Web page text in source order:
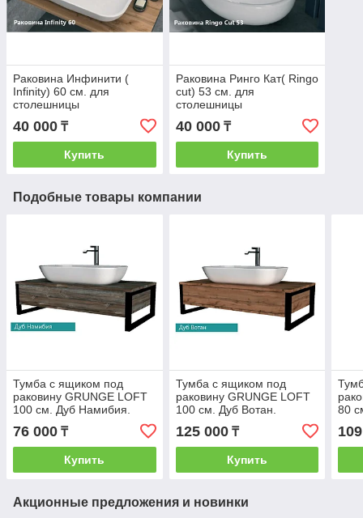
Раковина Инфинити (
Infinity) 60 см. для
столешницы
40 000 ₸
Купить
Раковина Ринго Кат( Ringo
cut) 53 см. для
столешницы
40 000₸
Купить
Подобные товары компании
Тумба с ящиком под
раковину GRUNGE LOFT
100 см. Дуб Намибия.
76 000 ₸
Купить
Тумба с ящиком под
раковину GRUNGE LOFT
100 см. Дуб Вотан.
125 000₸
Купить
80
Акционные предложения и новинки